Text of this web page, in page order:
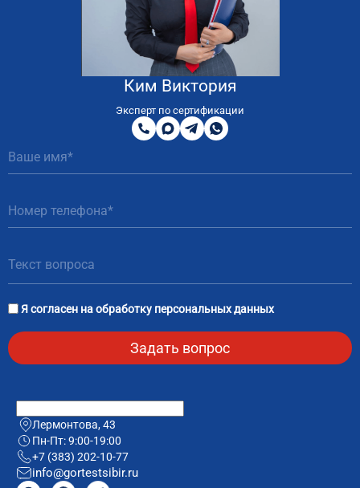
Ким Виктория
Эксперт по сертификации
8
800
200
51
MAXTelegram
WhatsApp
Я согласен наобработку персональных данных
Лермонтова, 43
Пн-Пт: 9:00-19:00
+7 (383) 202-10-77
info@gortestsibir.ru